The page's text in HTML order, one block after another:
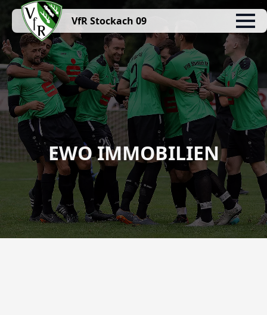
VfR Stockach 09
EWO IMMOBILIEN